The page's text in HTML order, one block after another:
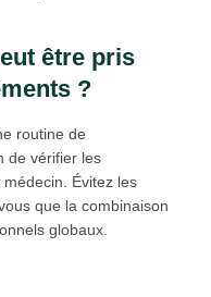
être pris
?
routine de
de vérifier les
Évitez les
que la combinaison
globaux.